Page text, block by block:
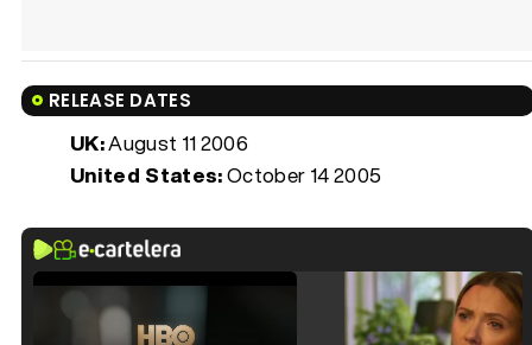
RELEASE DATES
UK:August 11 2006
United States:October 14 2005